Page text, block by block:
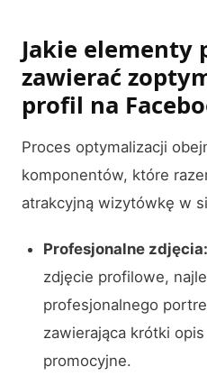
Jakie elementy
zawierać
profil na
Proces optymalizacji
komponentów, które
atrakcyjną wizytówkę w
Profesjonalne zdjęcia:
zdjęcie profilowe,
profesjonalnego
zawierająca krótki
promocyjne.